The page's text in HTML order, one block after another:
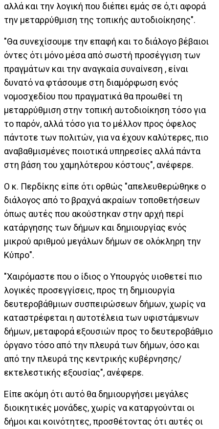
αλλά και την λογική που διέπει εμάς σε ό,τι αφορά
την μεταρρύθμιση της τοπικής αυτοδιοίκησης".
"Θα συνεχίσουμε την επαφή και το διάλογο βέβαιοι
όντες ότι μόνο μέσα από σωστή προσέγγιση των
πραγμάτων και την αναγκαία συναίνεση , είναι
δυνατό να φτάσουμε στη διαμόρφωση ενός
νομοσχεδίου που πραγματικά θα προωθεί τη
μεταρρύθμιση στην τοπική αυτοδιοίκηση τόσο για
το παρόν, αλλά τόσο για το μέλλον προς όφελος
πάντοτε των πολιτών, για να έχουν καλύτερες, πιο
αναβαθμισμένες ποιοτικά υπηρεσίες αλλά πάντα
στη βάση του χαμηλότερου κόστους", ανέφερε.
Ο κ. Περδίκης είπε ότι ορθώς "απελευθερώθηκε ο
διάλογος από το βραχνά ακραίων τοποθετήσεων
όπως αυτές που ακούστηκαν στην αρχή περί
κατάργησης των δήμων και δημιουργίας ενός
μικρού αριθμού μεγάλων δήμων σε ολόκληρη την
Κύπρο".
"Χαιρόμαστε που ο ίδιος ο Υπουργός υιοθετεί πιο
λογικές προσεγγίσεις, προς τη δημιουργία
δευτεροβάθμιων συσπειρώσεων δήμων, χωρίς να
καταστρέφεται η αυτοτέλεια των υφιστάμενων
δήμων, μεταφορά εξουσιών προς το δευτεροβάθμιο
όργανο τόσο από την πλευρά των δήμων, όσο και
από την πλευρά της κεντρικής κυβέρνησης/
εκτελεστικής εξουσίας", ανέφερε.
Είπε ακόμη ότι αυτό θα δημιουργήσει μεγάλες
διοικητικές μονάδες, χωρίς να καταργούνται οι
δήμοι και κοινότητες, προσθέτοντας ότι αυτές οι